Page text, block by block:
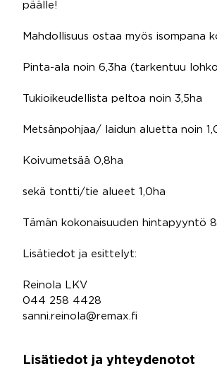
päälle!
Mahdollisuus ostaa myös isompana
Pinta-ala noin 6,3ha (tarkentuu
Tukioikeudellista peltoa noin 3,5ha
Metsänpohjaa/ laidun aluetta noin
Koivumetsää 0,8ha
sekä tontti/tie alueet 1,0ha
Tämän kokonaisuuden hintapyyntö
Lisätiedot ja esittelyt:
Reinola LKV
044 258 4428
sanni.reinola@remax.fi
Lisätiedot ja yhteydenotot